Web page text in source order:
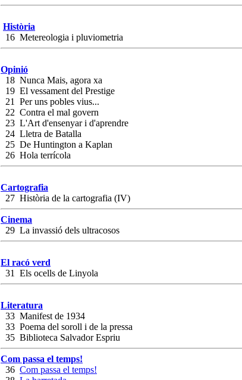
Història
16 Metereologia i pluviometria
Opinió
18 Nunca Mais, agora xa
19 El vessament del Prestige
21 Per uns pobles vius...
22 Contra el mal govern
23 L'Art d'ensenyar i d'aprendre
24 Lletra de Batalla
25 De Huntington a Kaplan
26 Hola terrícola
Cartografia
27 Història de la cartografia (IV)
Cinema
29 La invassió dels ultracosos
El racó verd
31 Els ocells de Linyola
Literatura
33 Manifest de 1934
33 Poema del soroll i de la pressa
35 Biblioteca Salvador Espriu
Com passa el temps!
36 Com passa el temps!